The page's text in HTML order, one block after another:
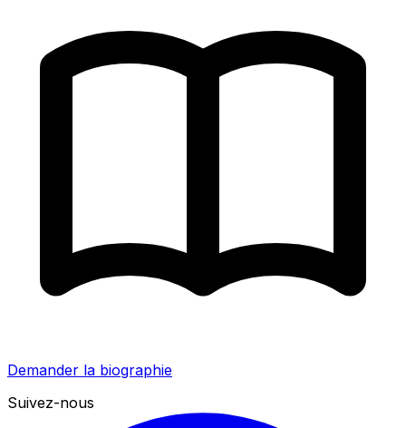
Demander la biographie
Suivez-nous